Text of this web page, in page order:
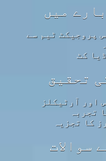
میں
پروجیکٹ ٹیم سے
کٹ
تحقیق
اور آرٹیکلز
تجربہ
کا تجزیہ
سوالات